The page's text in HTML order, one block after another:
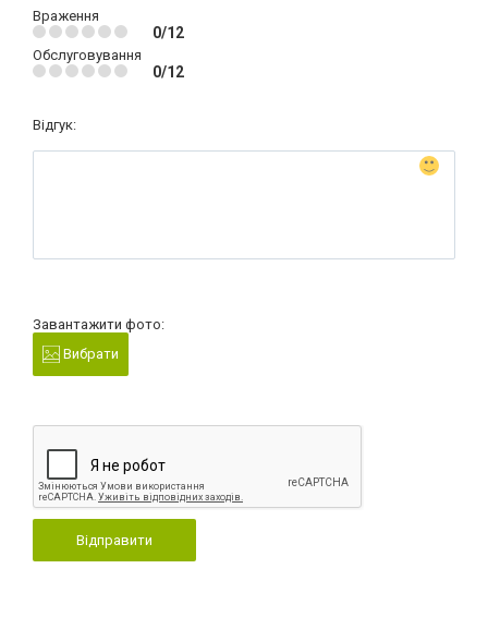
Враження
0/12
Обслуговування
0/12
Відгук:
Завантажити фото:
Вибрати
Відправити